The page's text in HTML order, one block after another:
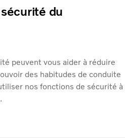
du
peuvent vous aider à réduire
des habitudes de conduite
nos fonctions de sécurité à